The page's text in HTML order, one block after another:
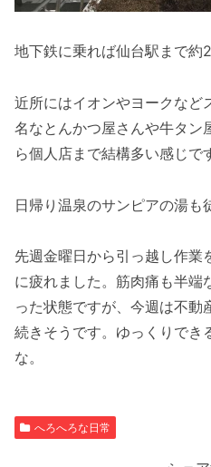
地下鉄に乗れば仙台駅まで約
近所にはイオンやヨークなど
名なとんかつ屋さんや牛タン
ら個人店まで結構多い感じで
日帰り温泉のサンピアの湯も
先週金曜日から引っ越し作業
に疲れました。筋肉痛も半端
った状態ですが、今週は不
続きそうです。ゆっくりでき
な。
へろへろな日常